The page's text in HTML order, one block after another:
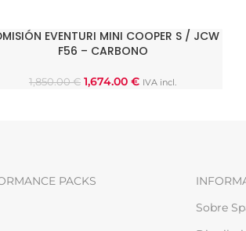
OPCIONES
EVENTURI MINI COOPER S / JCW
F56 – CARBONO
1,850.00€ 1,674.00 € IVA incl.
PACKS
Sobre